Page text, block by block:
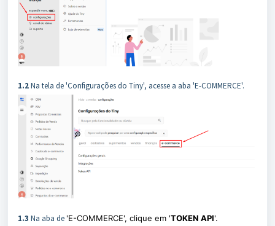
1.2Na tela de 'Configurações do Tiny', acesse a aba 'E-COMMERCE'.
1.3 Na aba de 'E-COMMERCE', clique em 'TOKEN API'.